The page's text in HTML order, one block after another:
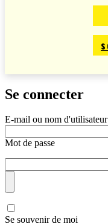
Se connecter
E-mail ou nom d'utilisateur
Mot de passe
Se souvenir de moi